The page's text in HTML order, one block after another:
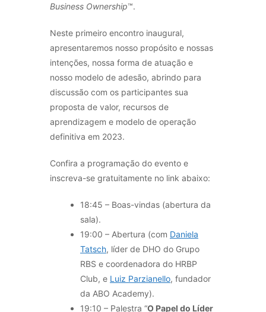
Business Ownership™.
Neste primeiro encontro inaugural,
apresentaremos nosso propósito e nossas
intenções, nossa forma de atuação e
nosso modelo de adesão, abrindo para
discussão com os participantes sua
proposta de valor, recursos de
aprendizagem e modelo de operação
definitiva em 2023.
Confira a programação do evento e
inscreva-se gratuitamente no link abaixo:
18:45 – Boas-vindas (abertura da
sala).
19:00 – Abertura (com Daniela
Tatsch, líder de DHO do Grupo
RBS e coordenadora do HRBP
Club, e Luiz Parzianello, fundador
da ABO Academy).
19:10 – Palestra “O Papel do Líder